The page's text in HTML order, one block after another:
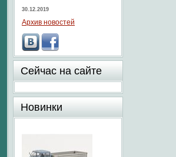
30.12.2019
Архив новостей
Сейчас на сайте
Новинки